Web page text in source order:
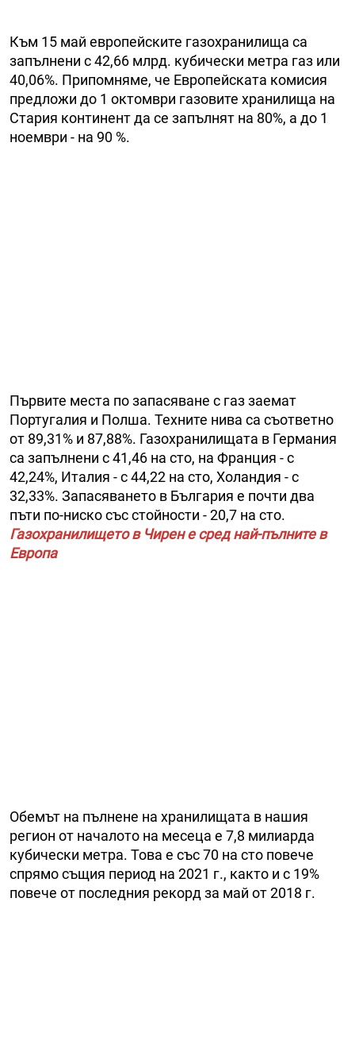
Към 15 май европейските газохранилища са
запълнени с 42,66 млрд. кубически метра газ или
40,06%. Припомняме, че Европейската комисия
предложи до 1 октомври газовите хранилища на
Стария континент да се запълнят на 80%, а до 1
ноември - на 90 %.
Първите места по запасяване с газ заемат
Португалия и Полша. Техните нива са съответно
от 89,31% и 87,88%. Газохранилищата в Германия
са запълнени с 41,46 на сто, на Франция - с
42,24%, Италия - с 44,22 на сто, Холандия - с
32,33%. Запасяването в България е почти два
пъти по-ниско със стойности - 20,7 на сто.
Газохранилището в Чирен е сред най-пълните в
Европа
Обемът на пълнене на хранилищата в нашия
регион от началото на месеца е 7,8 милиарда
кубически метра. Това е със 70 на сто повече
спрямо същия период на 2021 г., както и с 19%
повече от последния рекорд за май от 2018 г.